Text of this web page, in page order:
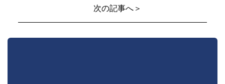
次の記事へ＞